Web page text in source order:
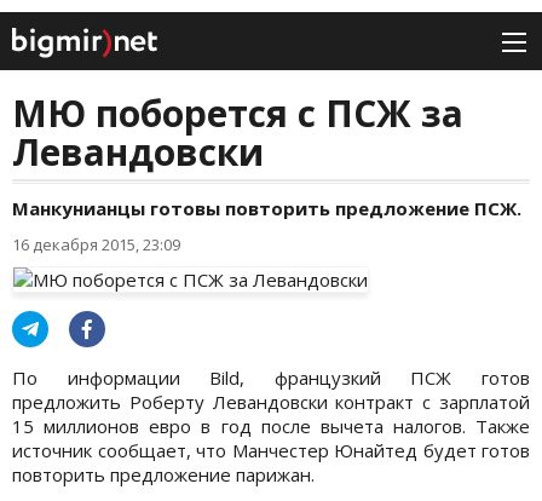
МЮ поборется с ПСЖ за
Левандовски
Манкунианцы готовы повторить предложение ПСЖ.
16 декабря 2015, 23:09
По информации Bild, французкий ПСЖ готов
предложить Роберту Левандовски контракт с зарплатой
15 миллионов евро в год после вычета налогов. Также
источник сообщает, что Манчестер Юнайтед будет готов
повторить предложение парижан.